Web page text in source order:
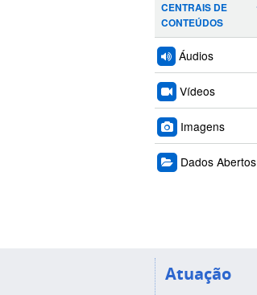
CENTRAIS DE
CONTEÚDOS
Áudios
Vídeos
Imagens
Dados Abertos
Atuação